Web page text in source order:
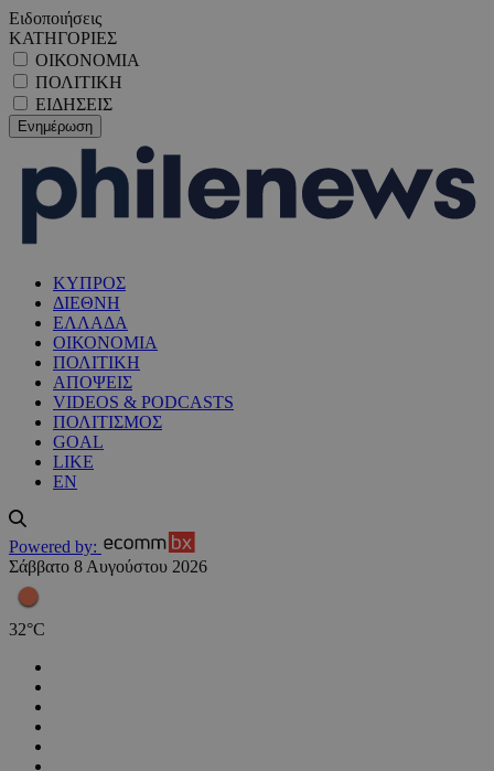
Ειδοποιήσεις
ΚΑΤΗΓΟΡΙΕΣ
ΟΙΚΟΝΟΜΙΑ
ΠΟΛΙΤΙΚΗ
ΕΙΔΗΣΕΙΣ
ΚΥΠΡΟΣ
ΔΙΕΘΝΗ
ΕΛΛΑΔΑ
ΟΙΚΟΝΟΜΙΑ
ΠΟΛΙΤΙΚΗ
ΑΠΟΨΕΙΣ
VIDEOS & PODCASTS
ΠΟΛΙΤΙΣΜΟΣ
GOAL
LIKE
EN
Powered by:
Σάββατο 8 Αυγούστου 2026
32°C